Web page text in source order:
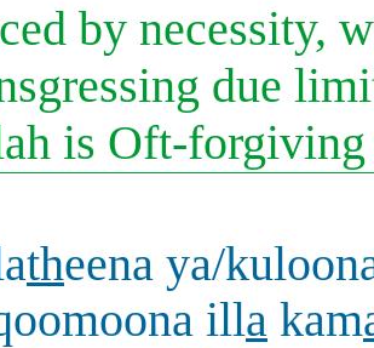
by necessity,
due
is Oft-
theena ya/
illa kam